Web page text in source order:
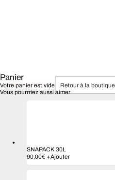
Panier
Votre panier est vide
Retour à la boutique
Vous pourrriez aussi aimer
SNAPACK 30L
90,00€ +AjouterCe